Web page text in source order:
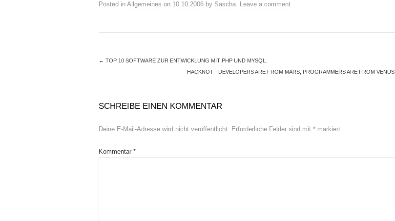
Posted in Allgemeines on 10.10.2006 by Sascha. Leave a comment
← TOP 10 SOFTWARE ZUR ENTWICKLUNG MIT PHP UND MYSQL.
HACKNOT - DEVELOPERS ARE FROM MARS, PROGRAMMERS ARE FROM VENUS
SCHREIBE EINEN KOMMENTAR
Deine E-Mail-Adresse wird nicht veröffentlicht. Erforderliche Felder sind mit * markiert
Kommentar *